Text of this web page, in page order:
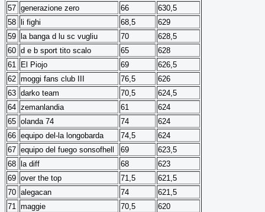
57 generazione zero 66
630,5
58
li fighi 68,5
629
59
la banga d lu sc vugliu 70
628,5
60 d e b sport tito scalo 65
628
61
El Piojo 69
626,5
62 moggi fans club III 76,5
626
63 darko team 70,5
624,5
64 zemanlandia 61
624
65 olanda 74 74
624
66 equipo del-la longobarda 74,5
624
67 equipo del fuego sonsofhell 69
623,5
68
la diff 68
623
69 over the top 71,5
621,5
70 alegacan 74
621,5
71
maggie 70,5
620